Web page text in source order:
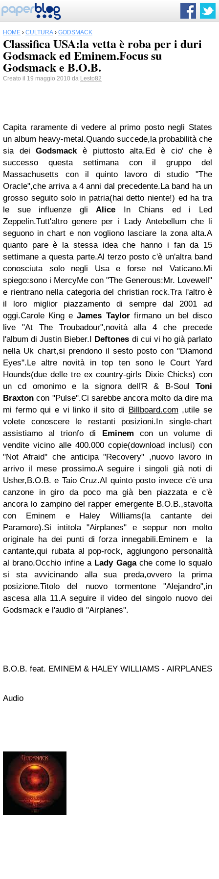
HOME › CULTURA › GODSMACK
Classifica USA:la vetta è roba per i duri
Godsmack ed Eminem.Focus su
Godsmack e B.O.B.
Creato il 19 maggio 2010 da Lesto82
Capita raramente di vedere al primo posto negli States
un album heavy-metal.Quando succede,la probabilità che
sia deiGodsmackè piuttosto alta.Ed è cio' che è
successo questa settimana con il gruppo del
Massachusetts con il quinto lavoro di studio "The
Oracle",che arriva a 4 anni dal precedente.La band ha un
grosso seguito solo in patria(hai detto niente!) ed ha tra
le sue influenze gliAlice In Chians ed i Led
Zeppelin.Tutt'altro genere per i Lady Antebellum che li
seguono in chart e non vogliono lasciare la zona alta.A
quanto pare è la stessa idea che hanno i fan da 15
settimane a questa parte.Al terzo posto c'è un'altra band
conosciuta solo negli Usa e forse nel Vaticano.Mi
spiego:sono i MercyMe con "The Generous:Mr. Lovewell"
e rientrano nella categoria del christian rock.Tra l'altro è
il loro miglior piazzamento di sempre dal 2001 ad
oggi.Carole King eJames Taylorfirmano un bel disco
live "At The Troubadour",novità alla 4 che precede
l'album di Justin Bieber.I Deftones di cui vi ho già parlato
nella Uk chart,si prendono il sesto posto con "Diamond
Eyes".Le altre novità in top ten sono le Court Yard
Hounds(due delle tre ex country-girls Dixie Chicks) con
un cd omonimo e la signora dell'R & B-Soul Toni
Braxton con "Pulse".Ci sarebbe ancora molto da dire ma
mi fermo qui e vi linko il sito di Billboard.com ,utile se
volete conoscere le restanti posizioni.In single-chart
assistiamo al trionfo di Eminem con un volume di
vendite vicino alle 400.000 copie(download inclusi) con
"Not Afraid" che anticipa "Recovery" ,nuovo lavoro in
arrivo il mese prossimo.A seguire i singoli già noti di
Usher,B.O.B. e Taio Cruz.Al quinto posto invece c'è una
canzone in giro da poco ma già ben piazzata e c'è
ancora lo zampino del rapper emergente B.O.B.,stavolta
con Eminem e Haley Williams(la cantante dei
Paramore).Si intitola "Airplanes" e seppur non molto
originale ha dei punti di forza innegabili.Eminem e la
cantante,qui rubata al pop-rock, aggiungono personalità
al brano.Occhio infine a Lady Gagache come lo squalo
si sta avvicinando alla sua preda,ovvero la prima
posizione.Titolo del nuovo tormentone "Alejandro",in
ascesa alla 11.A seguire il video del singolo nuovo dei
Godsmack e l'audio di "Airplanes".
B.O.B. feat. EMINEM & HALEY WILLIAMS - AIRPLANES
Audio